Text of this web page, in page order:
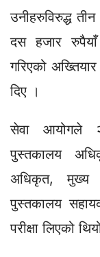
उनीहरुविरुद्ध
दस हजार रुपैयाँ
गरिएको
दिए ।
सेवा आयोगले
पुस्तकालय
अधिकृत, मुख्य
पुस्तकालय
परीक्षा लिएको